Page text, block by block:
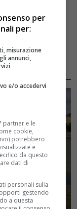
per
per:
misurazione
annunci,
e/o accedervi
partner e le
cookie,
potrebbero
e
da questo
dati di
personali sulla
gestendo
a questa